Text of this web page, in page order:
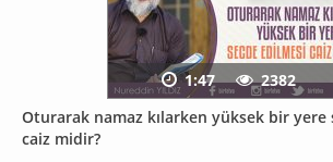
Oturarak namaz kılarken yüksek bir yere
caiz midir?
1:47 2382